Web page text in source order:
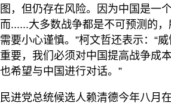
图，但仍存在风险。因为中国是一
而......大多数战争都是不可预测的
需要小心谨慎。”柯文哲还表示：“
重要，我们必须对中国提高战争成
也希望与中国进行对话。”
民进党总统候选人赖清德今年八月